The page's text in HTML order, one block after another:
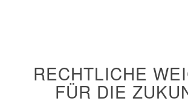
RECHTLICHE
FÜR DIE